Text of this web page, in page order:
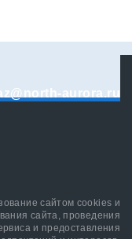
aurora.ru
сайтом cookies и
сайта, проведения
и предоставления